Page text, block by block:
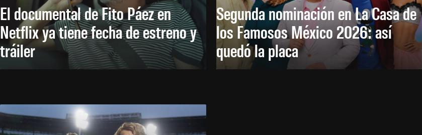
El documental de Fito Páez en
Netflix ya tiene fecha de estreno y
tráiler
Segunda nominación en La Casa de
los Famosos México 2026: así
quedó la placa